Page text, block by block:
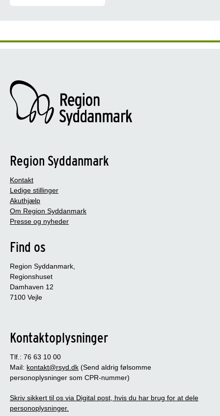
Region Syddanmark
Kontakt
Ledige stillinger
Akuthjælp
Om Region Syddanmark
Presse og nyheder
Find os
Region Syddanmark,
Regionshuset
Damhaven 12
7100 Vejle
Kontaktoplysninger
Tlf.: 76 63 10 00
Mail: kontakt@rsyd.dk (Send aldrig følsomme
personoplysninger som CPR-nummer)
Skriv sikkert til os via Digital post, hvis du har brug for at dele
personoplysninger.